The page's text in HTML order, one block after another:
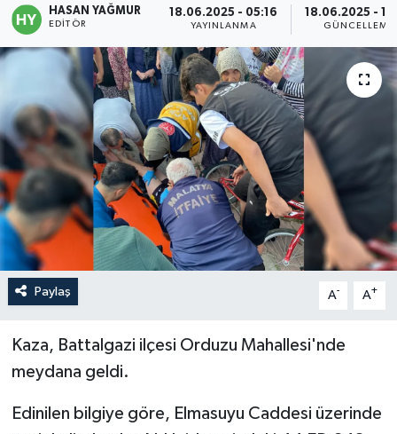
HASAN YAĞMUR
EDITÖR
18.06.2025 - 05:16
YAYINLANMA
18.06.2025 -
GÜNCELLEME
Paylaş A- A+
Kaza, Battalgazi ilçesi Orduzu Mahallesi'nde
meydana geldi.
Edinilen bilgiye göre, Elmasuyu Caddesi üzerinde
Politika
Sağlık
Spor
Teknoloji
Yaşam